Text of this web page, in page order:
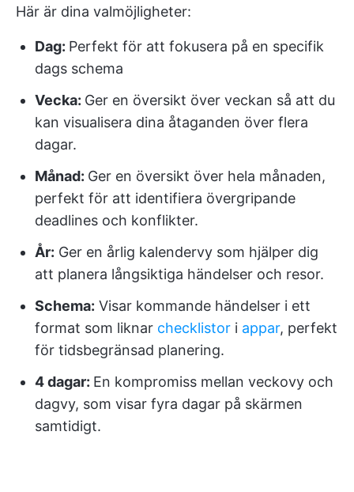
Här är dina valmöjligheter:
Dag: Perfekt för att fokusera på en specifik
dags schema
Vecka: Ger en översikt över veckan så att du
kan visualisera dina åtaganden över flera
dagar.
Månad: Ger en översikt över hela månaden,
perfekt för att identifiera övergripande
deadlines och konflikter.
År: Ger en årlig kalendervy som hjälper dig
att planera långsiktiga händelser och resor.
Schema: Visar kommande händelser i ett
format som liknar checklistor i appar, perfekt
för tidsbegränsad planering.
4 dagar: En kompromiss mellan veckovy och
dagvy, som visar fyra dagar på skärmen
samtidigt.